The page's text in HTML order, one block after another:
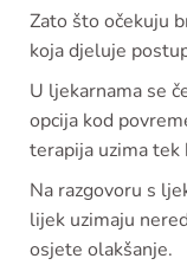
Zato što očekuju
koja djeluje
U ljekarnama se
opcija kod
terapija uzima tek
Na razgovoru s
lijek uzimaju
osjete olakšanje.